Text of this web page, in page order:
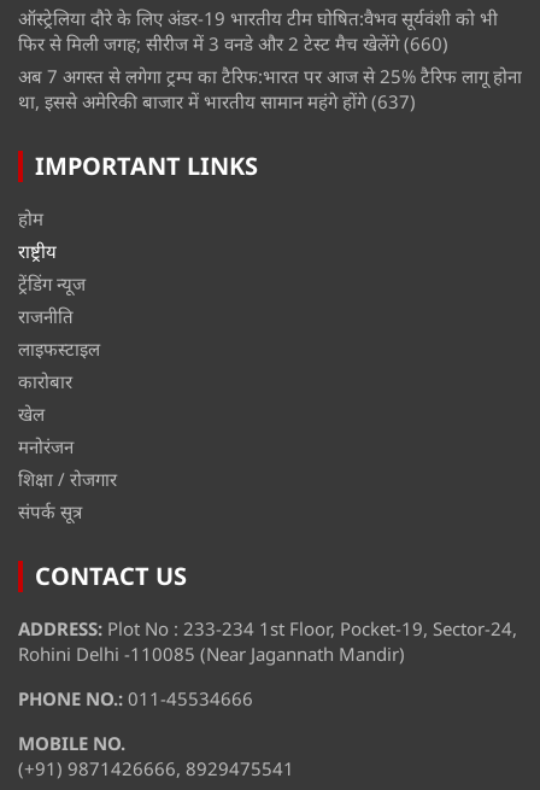
ऑस्ट्रेलिया दौरे के लिए अंडर-19 भारतीय टीम घोषित:वैभव सूर्यवंशी को भी
फिर से मिली जगह; सीरीज में 3 वनडे और 2 टेस्ट मैच खेलेंगे (660)
अब 7 अगस्त से लगेगा ट्रम्प का टैरिफ:भारत पर आज से 25% टैरिफ लागू होना
था, इससे अमेरिकी बाजार में भारतीय सामान महंगे होंगे (637)
IMPORTANT LINKS
होम
राष्ट्रीय
ट्रेंडिंग न्यूज
राजनीति
लाइफस्टाइल
कारोबार
खेल
मनोरंजन
शिक्षा / रोजगार
संपर्क सूत्र
CONTACT US
ADDRESS: Plot No : 233-234 1st Floor, Pocket-19, Sector-24,
Rohini Delhi -110085 (Near Jagannath Mandir)
PHONE NO.: 011-45534666
MOBILE NO.
(+91) 9871426666, 8929475541